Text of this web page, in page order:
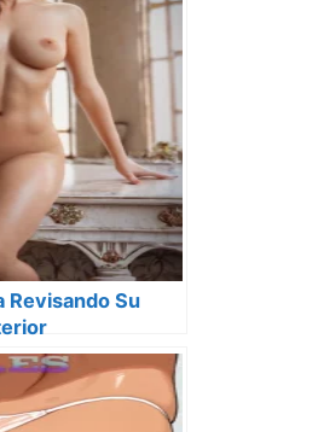
Revisando Su